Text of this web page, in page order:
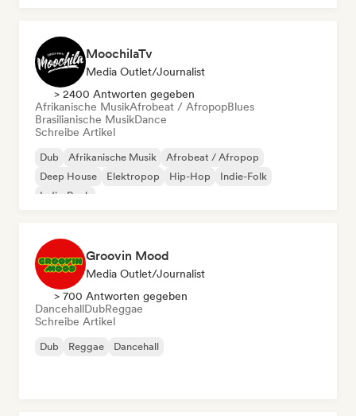
MoochilaTv
Media Outlet/Journalist
> 2400 Antworten gegeben
Afrikanische MusikAfrobeat / AfropopBlues
Brasilianische MusikDance
Schreibe Artikel
Dub Afrikanische Musik
Afrobeat / Afropop
Deep House
Elektropop Hip-Hop
Indie-Folk
Indie-Rock
Groovin Mood
Media Outlet/Journalist
> 700 Antworten gegeben
DancehallDubReggae
Schreibe Artikel
Dub Reggae Dancehall